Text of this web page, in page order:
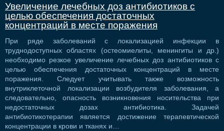
Увеличение лечебных доз антибиотиков с
целью обеспечения достаточных
концентраций в месте поражения
При ряде заболеваний с локализацией инфекции в
труднодоступных областях (остеомиелиты, менингиты и др.)
необходимо резкое увеличение лечебных доз антибиотиков с
целью обеспечения достаточных концентраций в месте
поражения. Следует учитывать также возможность
внутриклеточной локализации возбудителя заболевания, а
следовательно, опасность возникновения носительства при
недостаточных дозах антибиотика. Задачей
антибиотикотерапии является достижение терапевтической
концентрации в крови и тканях и…